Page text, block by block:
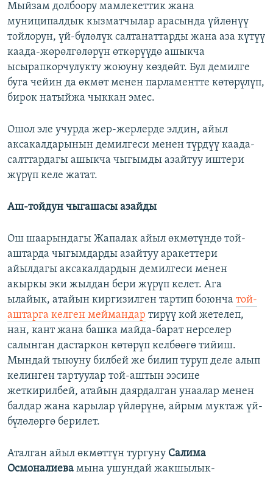
Мыйзам долбоору мамлекеттик жана
муниципалдык кызматчылар арасында үйлөнүү
тойлорун, үй-бүлөлүк салтанаттарды жана аза күтүү
каада-жөрөлгөлөрүн өткөрүүдө ашыкча
ысырапкорчулукту жоюуну көздөйт. Бул демилге
буга чейин да өкмөт менен парламентте көтөрүлүп,
бирок натыйжа чыккан эмес.
Ошол эле учурда жер-жерлерде элдин, айыл
аксакалдарынын демилгеси менен түрдүү каада-
салттардагы ашыкча чыгымды азайтуу иштери
жүрүп келе жатат.
Аш-тойдун чыгашасы азайды
Ош шаарындагы Жапалак айыл өкмөтүндө той-
аштарда чыгымдарды азайтуу аракеттери
айылдагы аксакалдардын демилгеси менен
акыркы эки жылдан бери жүрүп келет. Ага
ылайык, атайын киргизилген тартип боюнча той-
аштарга келген меймандар тирүү кой жетелеп,
нан, кант жана башка майда-барат нерселер
салынган дастаркон көтөрүп келбөөгө тийиш.
Мындай тыюуну билбей же билип туруп деле алып
келинген тартуулар той-аштын ээсине
жеткирилбей, атайын даярдалган унаалар менен
балдар жана карылар үйлөрүнө, айрым муктаж үй-
бүлөлөргө берилет.
Аталган айыл өкмөттүн тургуну Салима
Осмоналиева мына ушундай жакшылык-